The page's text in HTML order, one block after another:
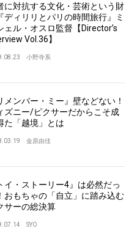
に対抗する文化・芸術という財
ディリリとパリの時間旅行』ミ
ェル・オスロ監督【Director’s
Vol.36】
小野寺系
メンバー・ミー』壁などない！
ズニー/ピクサーだからこそ成
た「越境」とは
金原由佳
イ・ストーリー4』は必然だっ
おもちゃの「自立」に踏み込む
サーの総決算
SYO